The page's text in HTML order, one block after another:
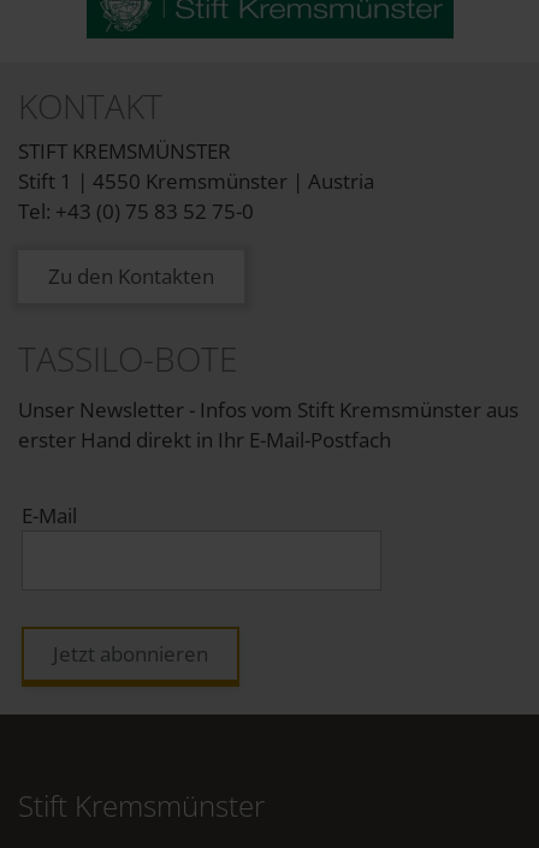
KONTAKT
STIFT KREMSMÜNSTER
Stift 1 | 4550 Kremsmünster | Austria
Tel: +43 (0) 75 83 52 75-0
Zu den Kontakten
TASSILO-BOTE
Unser Newsletter - Infos vom Stift Kremsmünster aus
erster Hand direkt in Ihr E-Mail-Postfach
E-Mail
Jetzt abonnieren
Stift Kremsmünster